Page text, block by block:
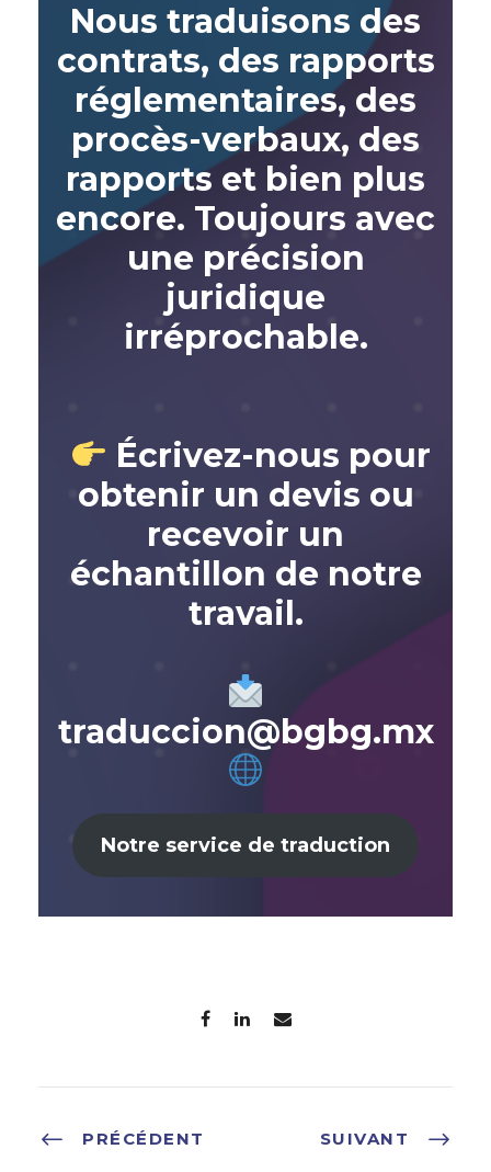
Nous traduisons des
contrats, des rapports
réglementaires, des
procès-verbaux, des
rapports et bien plus
encore. Toujours avec
une précision
juridique
irréprochable.
Écrivez-nous pour
obtenir un devis ou
recevoir un
échantillon de notre
travail.
traduccion@bgbg.mx
Notre service de traduction
PRÉCÉDENT SUIVANT